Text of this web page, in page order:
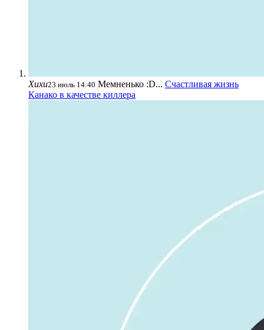
Хихи23 июль 14:40 Мемненько :D... Счастливая жизнь
Канако в качестве киллера